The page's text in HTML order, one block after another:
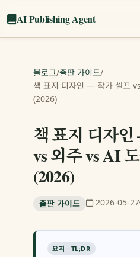
AI Publishing Agent
블로그/출판 가이드/
책 표지 디자인 — 작가 셀프
(2026)
책 표지 디자
vs 외주 vs AI
(2026)
출판 가이드 2026-05-27
요지 · TL;DR